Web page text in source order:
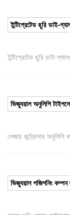
ইন্টিগ্রেটেড ছুরি ডাই-
ইন্টিগ্রেটেড ছুরি ডাই-
ভিজ্যুয়াল অনুলিপি
লেজার কন্ট্রোলার অনুলিপি
ভিজ্যুয়াল পজিশনিং কম্পন